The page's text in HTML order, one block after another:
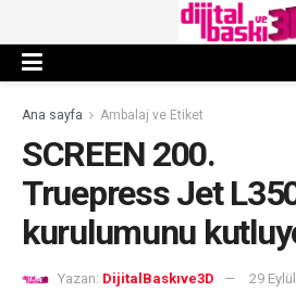
Ana sayfa Ambalaj ve Etiket
SCREEN 200.
Truepress Jet
kurulumunu
Yazan: DijitalBaskıve3D 29